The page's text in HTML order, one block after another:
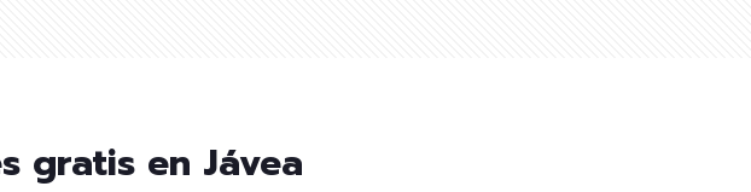
gratis en Jávea